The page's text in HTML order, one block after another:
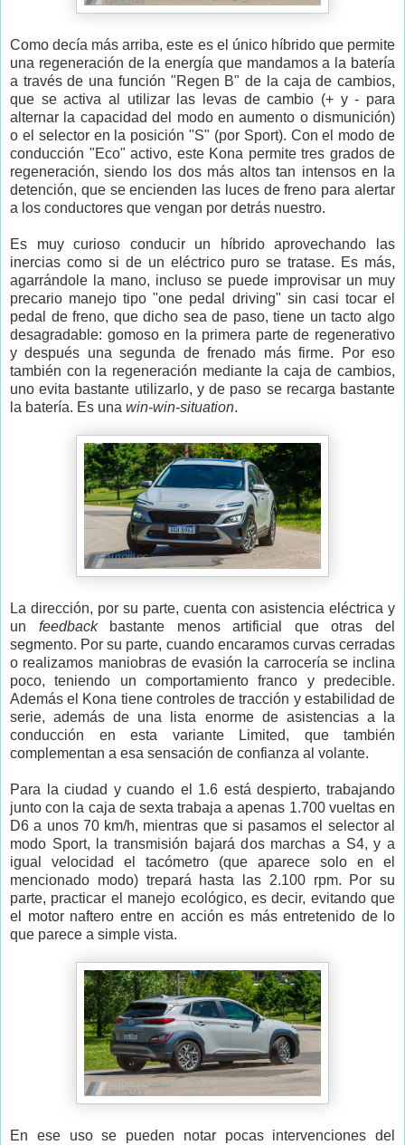
Como decía más arriba, este es el único híbrido que permite
una regeneración de la energía que mandamos a la batería
a través de una función "Regen B" de la caja de cambios,
que se activa al utilizar las levas de cambio (+ y - para
alternar la capacidad del modo en aumento o dismunición)
o el selector en la posición "S" (por Sport). Con el modo de
conducción "Eco" activo, este Kona permite tres grados de
regeneración, siendo los dos más altos tan intensos en la
detención, que se encienden las luces de freno para alertar
a los conductores que vengan por detrás nuestro.
Es muy curioso conducir un híbrido aprovechando las
inercias como si de un eléctrico puro se tratase. Es más,
agarrándole la mano, incluso se puede improvisar un muy
precario manejo tipo "one pedal driving" sin casi tocar el
pedal de freno, que dicho sea de paso, tiene un tacto algo
desagradable: gomoso en la primera parte de regenerativo
y después una segunda de frenado más firme. Por eso
también con la regeneración mediante la caja de cambios,
uno evita bastante utilizarlo, y de paso se recarga bastante
la batería. Es una win-win-situation.
La dirección, por su parte, cuenta con asistencia eléctrica y
un feedbackbastante menos artificial que otras del
segmento. Por su parte, cuando encaramos curvas cerradas
o realizamos maniobras de evasión la carrocería se inclina
poco, teniendo un comportamiento franco y predecible.
Además el Kona tiene controles de tracción y estabilidad de
serie, además de una lista enorme de asistencias a la
conducción en esta variante Limited, que también
complementan a esa sensación de confianza al volante.
Para la ciudad y cuando el 1.6 está despierto, trabajando
junto con la caja de sexta trabaja a apenas 1.700 vueltas en
D6 a unos 70 km/h, mientras que si pasamos el selector al
modo Sport, la transmisión bajará dos marchas a S4, y a
igual velocidad el tacómetro (que aparece solo en el
mencionado modo) trepará hasta las 2.100 rpm. Por su
parte, practicar el manejo ecológico, es decir, evitando que
el motor naftero entre en acción es más entretenido de lo
que parece a simple vista.
En ese uso se pueden notar pocas intervenciones del